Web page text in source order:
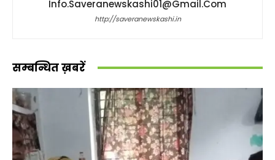
Info.saveranewskashi01@gmail.com
http://saveranewskashi.in
सम्बन्धित ख़बरें